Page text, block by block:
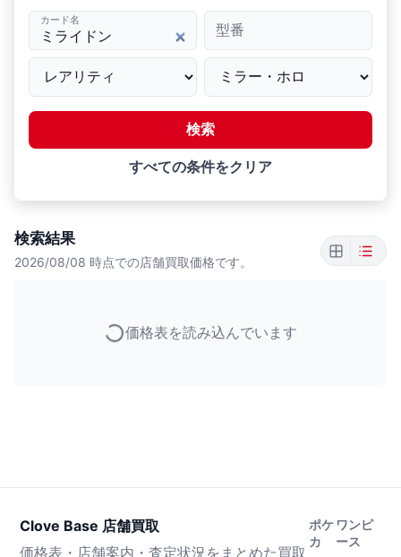
カード名
型番
検索
すべての条件をクリア
検索結果
2026/08/08 時点での店舗買取価格です。
価格表を読み込んでいます
Clove Base 店舗買取
価格表・店舗案内・査定状況をまとめた買取
ポケ
カ
ワンピ
ース